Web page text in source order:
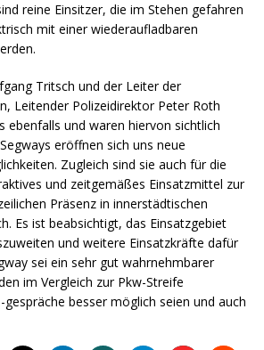
reine Einsitzer, die im Stehen gefahren
mit einer wiederaufladbaren
Tritsch und der Leiter der
Leitender Polizeidirektor Peter Roth
ebenfalls und waren hiervon sichtlich
eröffnen sich uns neue
Zugleich sind sie auch für die
und zeitgemäßes Einsatzmittel zur
Präsenz in innerstädtischen
Es ist beabsichtigt, das Einsatzgebiet
und weitere Einsatzkräfte dafür
sei ein sehr gut wahrnehmbarer
im Vergleich zur Pkw-Streife
besser möglich seien und auch